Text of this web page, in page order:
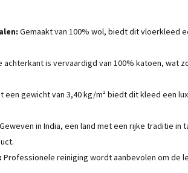
Gemaakt van 100% wol, biedt dit vloerkleed
achterkant is vervaardigd van 100% katoen, wat
een gewicht van 3,40 kg/m² biedt dit kleed een
Geweven in India, een land met een rijke traditie
Professionele reiniging wordt aanbevolen om de